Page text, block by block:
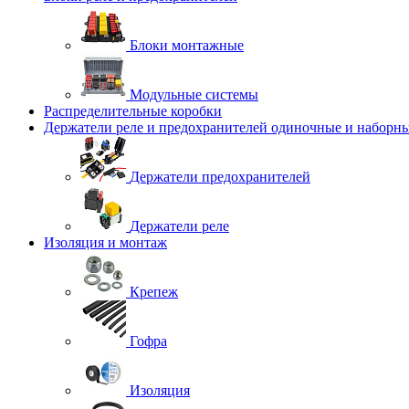
Блоки монтажные
Модульные системы
Распределительные коробки
Держатели реле и предохранителей одиночные и
Держатели предохранителей
Держатели реле
Изоляция и монтаж
Крепеж
Гофра
Изоляция